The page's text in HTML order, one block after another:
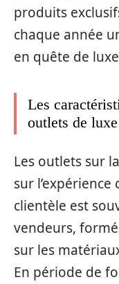
produits
chaque année
en quête de
Les
outlets de luxe
Les outlets sur
sur l’expérience
clientèle est
vendeurs,
sur les
En période de